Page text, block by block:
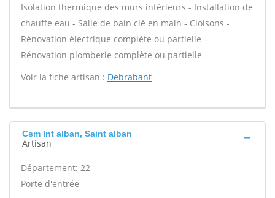
Isolation thermique des murs intérieurs - Installation de
chauffe eau - Salle de bain clé en main - Cloisons -
Rénovation électrique complète ou partielle -
Rénovation plomberie complète ou partielle -
Voir la fiche artisan : Debrabant
Csm Int alban, Saint alban
Artisan
Département: 22
Porte d'entrée -